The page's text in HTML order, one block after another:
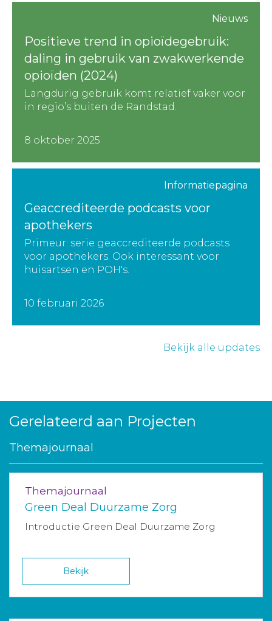
Nieuws
Positieve trend in opioïdegebruik:
daling in gebruik van zwakwerkende
opioïden (2024)
Langdurig gebruik komt relatief vaker voor
in regio’s buiten de Randstad.
8 oktober 2025
Informatiepagina
Geaccrediteerde podcasts voor
apothekers
Primeur: serie geaccrediteerde podcasts
voor apothekers. Ook interessant voor
huisartsen en POH's.
10 februari 2026
Bekijk alle updates
Gerelateerd aan Projecten
Themajournaal
Themajournaal
Green Deal Duurzame Zorg
Introductie Green Deal Duurzame Zorg
Bekijk